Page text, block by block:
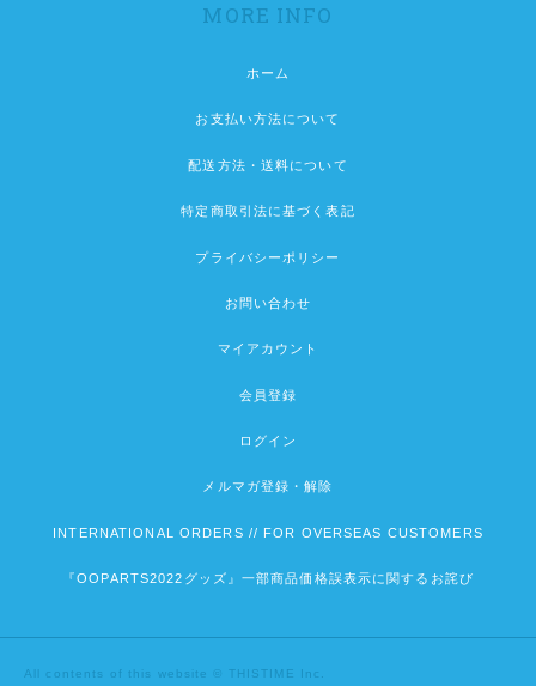
MORE INFO
ホーム
お支払い方法について
配送方法・送料について
特定商取引法に基づく表記
プライバシーポリシー
お問い合わせ
マイアカウント
会員登録
ログイン
メルマガ登録・解除
INTERNATIONAL ORDERS // FOR OVERSEAS CUSTOMERS
『OOPARTS2022グッズ』一部商品価格誤表示に関するお詫び
All contents of this website © THISTIME Inc.